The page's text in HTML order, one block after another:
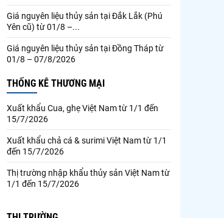
Giá nguyên liệu thủy sản tại Đắk Lắk (Phú
Yên cũ) từ 01/8 –...
Giá nguyên liệu thủy sản tại Đồng Tháp từ
01/8 – 07/8/2026
THỐNG KÊ THƯƠNG MẠI
Xuất khẩu Cua, ghẹ Việt Nam từ 1/1 đến
15/7/2026
Xuất khẩu chả cá & surimi Việt Nam từ 1/1
đến 15/7/2026
Thị trường nhập khẩu thủy sản Việt Nam từ
1/1 đến 15/7/2026